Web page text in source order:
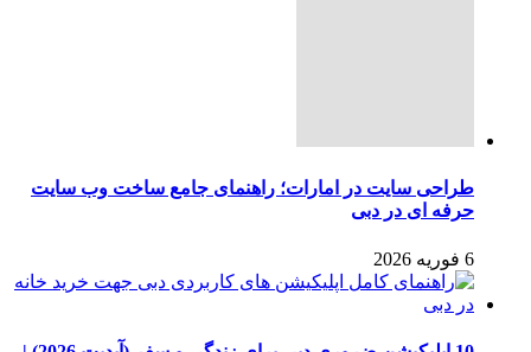
طراحی سایت در امارات؛ راهنمای جامع ساخت وب سایت
حرفه ای در دبی
6 فوریه 2026